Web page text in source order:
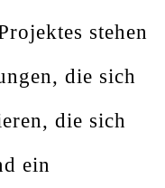
stehen
die sich
die sich
ein